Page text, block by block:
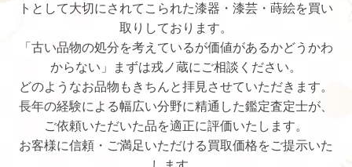
トとして大切にされてこられた漆器・漆芸・蒔絵を買い
取りしております。
「古い品物の処分を考えているが価値があるかどうかわ
からない」まずは戎ノ蔵にご相談ください。
どのようなお品物もきちんと拝見させていただきます。
長年の経験による幅広い分野に精通した鑑定査定士が、
ご依頼いただいた品を適正に評価いたします。
お客様に信頼・ご満足いただける買取価格をご提示いた